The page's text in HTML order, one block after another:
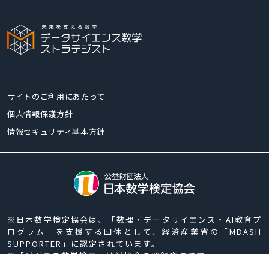
サイトのご利用にあたって
個人情報保護方針
情報セキュリティ基本方針
※日本数学検定協会は、「数理・データサイエンス・AI教育プ
ログラム」を支援する団体として、経済産業省の「MDASH
SUPPORTER」に認定されています。